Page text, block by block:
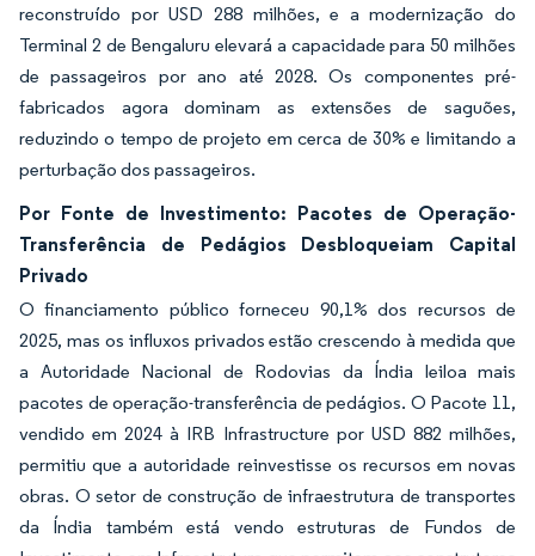
reconstruído por USD 288 milhões, e a modernização do
Terminal 2 de Bengaluru elevará a capacidade para 50 milhões
de passageiros por ano até 2028. Os componentes pré-
fabricados agora dominam as extensões de saguões,
reduzindo o tempo de projeto em cerca de 30% e limitando a
perturbação dos passageiros.
Por Fonte de Investimento: Pacotes de Operação-
Transferência de Pedágios Desbloqueiam Capital
Privado
O financiamento público forneceu 90,1% dos recursos de
2025, mas os influxos privados estão crescendo à medida que
a Autoridade Nacional de Rodovias da Índia leiloa mais
pacotes de operação-transferência de pedágios. O Pacote 11,
vendido em 2024 à IRB Infrastructure por USD 882 milhões,
permitiu que a autoridade reinvestisse os recursos em novas
obras. O setor de construção de infraestrutura de transportes
da Índia também está vendo estruturas de Fundos de